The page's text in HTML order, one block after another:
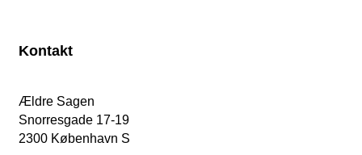
Kontakt
Ældre Sagen
Snorresgade 17-19
2300 København S